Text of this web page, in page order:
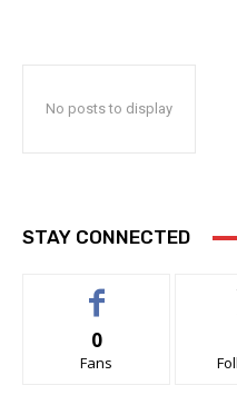
No posts to display
STAY CONNECTED
0
Fans